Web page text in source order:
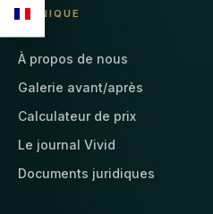
CLINIQUE
À propos de nous
Galerie avant/après
Calculateur de prix
Le journal Vivid
Documents juridiques